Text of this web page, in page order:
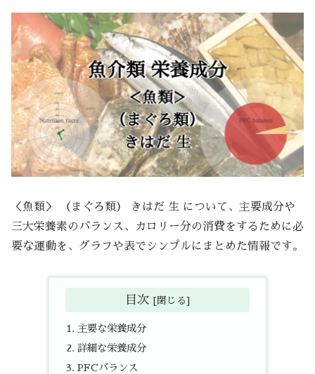
＜魚類＞ （まぐろ類） きはだ 生 について、主要成分や
三大栄養素のバランス、カロリー分の消費をするために必
要な運動を、グラフや表でシンプルにまとめた情報です。
目次
主要な栄養成分
詳細な栄養成分
PFCバランス